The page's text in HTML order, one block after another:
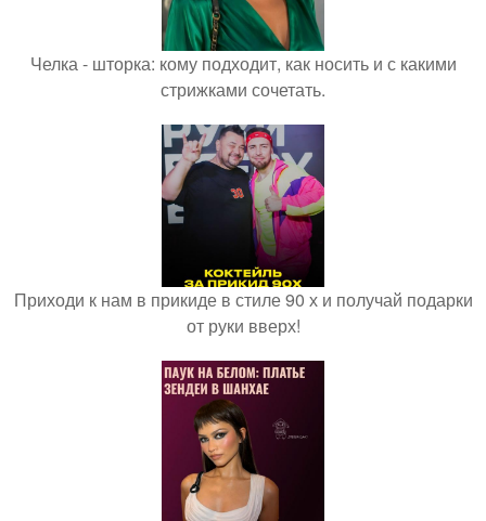
Челка - шторка: кому подходит, как носить и с какими
стрижками сочетать.
Приходи к нам в прикиде в стиле 90 х и получай подарки
от руки вверх!